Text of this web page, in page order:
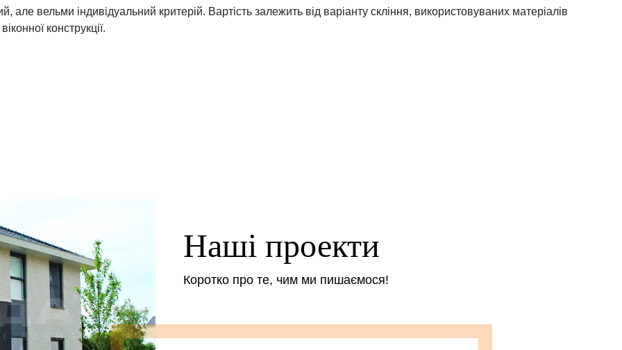
вельми індивідуальний критерій. Вартість залежить від варіанту скління, використовуваних матеріалів
конструкції.
Наші проекти
Коротко про те, чим ми пишаємося!